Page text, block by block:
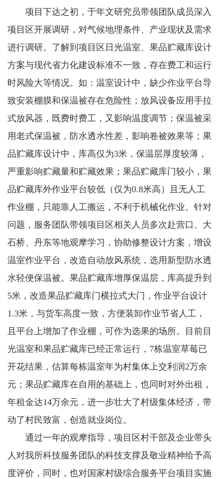
项目下达之初，于年文研究员带领团队成员深入
项目区开展调研，对气候地理条件、产业现状及需求
进行调研。了解到项目区日光温室、果品贮藏库设计
方案与现代省力化建设标准不一致，存在费工和运行
时风险大等情况。如：温室设计中，缺少作业平台导
致安装棚膜和保温被存在危险性；放风设备应用手拉
式放风器，既费时费工，又影响温度调节；保温被采
用老式保温被，防水透水性差，影响卷被效果等；果
品贮藏库设计中，库高仅为3米，保温层厚度较薄，
严重影响贮藏量和贮藏效果；果品贮藏库门较小，果
品贮藏库外作业平台较低（仅为0.8米高）且无人工
作业棚，只能靠人工搬运，不利于机械化作业。针对
问题，服务团队带领项目区相关人员多次赴营口、大
石桥、丹东等地观摩学习，协助修整设计方案，增设
温室作业平台，改造自动放风系统，选用新型防水透
水轻便保温被。果品贮藏库增厚保温层，库高提升到
5米，改造果品贮藏库门横拉式大门，作业平台设计
1.3米，与货车高度一致，方便装卸作业节省人工，
且平台上增加了作业棚，可作为选果的场所。目前目
光温室和果品贮藏库已经正常运行，7栋温室草莓已
开花结果，估算每栋温室年为村集体上交利润2万余
元；果品贮藏库在自用的基础上，也同时对外出租，
年租金达14万余元，进一步壮大了村级集体经济，带
动了村民致富，创造就业岗位。
通过一年的观摩指导，项目区村干部及企业带头
人对我所科技服务团队的科技支撑及敬业精神给予高
度评价，同时，也对国家村级综合服务平台项目实施